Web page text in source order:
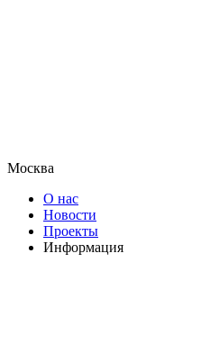
Москва
О нас
Новости
Проекты
Информация